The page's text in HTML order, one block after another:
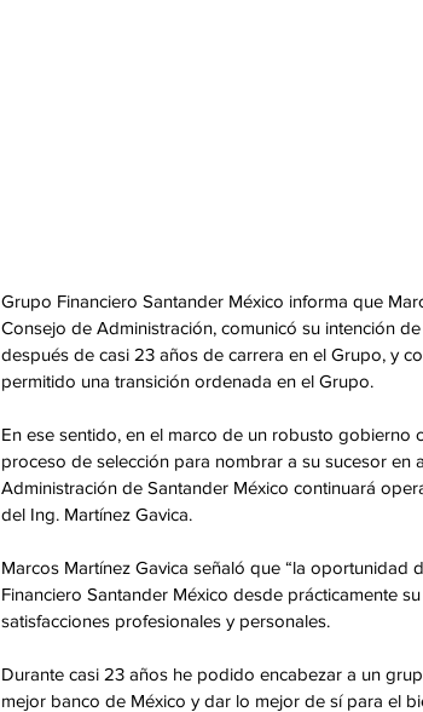
Grupo Financiero Santander México informa que
Consejo de Administración, comunicó su intención
después de casi 23 años de carrera en el Grupo, y
permitido una transición ordenada en el Grupo.
En ese sentido, en el marco de un robusto gobierno
proceso de selección para nombrar a su sucesor
Administración de Santander México continuará
del Ing. Martínez Gavica.
Marcos Martínez Gavica señaló que “la oportunidad
Financiero Santander México desde prácticamente
satisfacciones profesionales y personales.
Durante casi 23 años he podido encabezar a un
mejor banco de México y dar lo mejor de sí para el